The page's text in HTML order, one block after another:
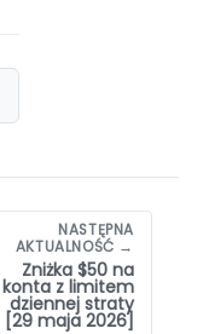
NASTĘPNA
AKTUALNOŚĆ →
Zniżka $50 na
konta z limitem
dziennej straty
[29 maja 2026]